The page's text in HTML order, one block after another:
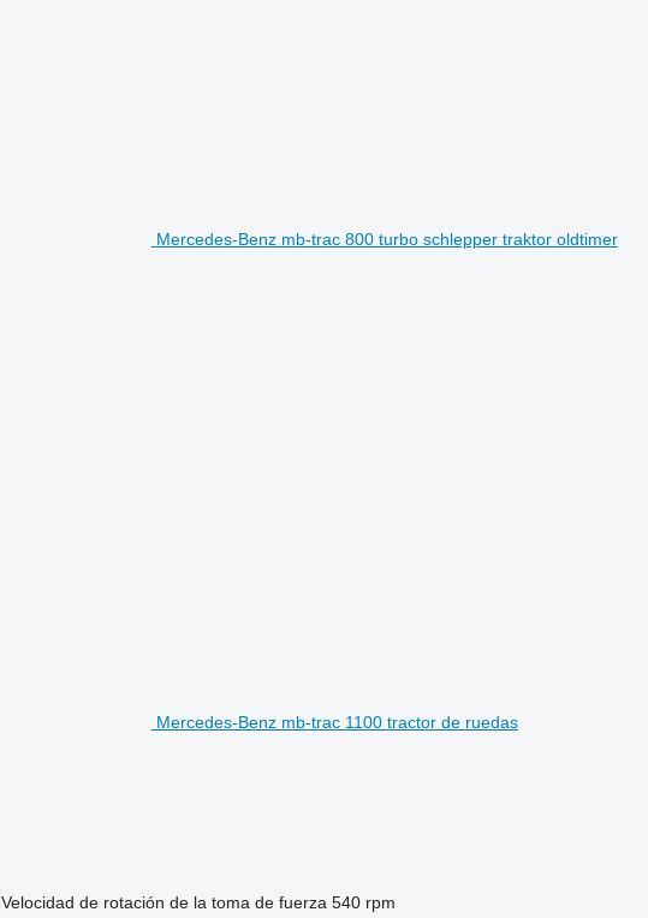
Mercedes-Benz mb-trac 800 turbo schlepper traktor oldtimer
Mercedes-Benz mb-trac 1100 tractor de ruedas
Velocidad de rotación de la toma de fuerza 540 rpm